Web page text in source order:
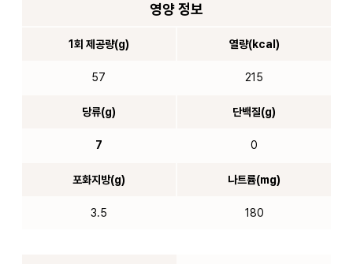
영양 정보
1회 제공량(g)
57
열량(kcal)
215
당류(g)
7
단백질(g)
0
포화지방(g)
3.5
나트륨(mg)
180